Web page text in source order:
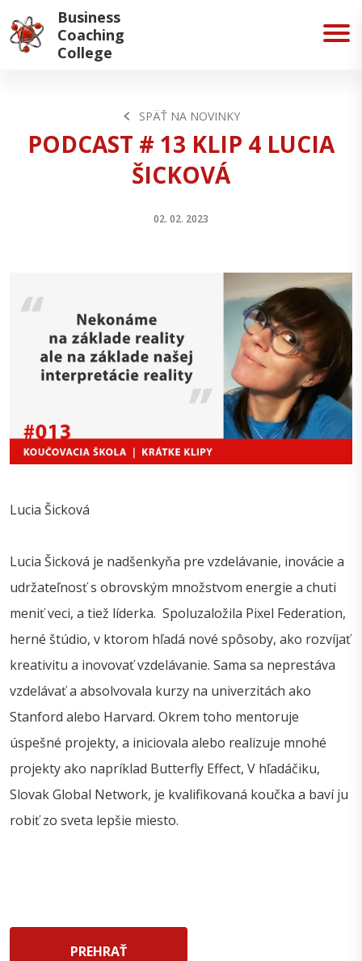
Business
Coaching
College
SPÄŤ NA NOVINKY
PODCAST # 13 KLIP 4 LUCIA
ŠICKOVÁ
02. 02. 2023
Lucia Šicková
Lucia Šicková je nadšenkyňa pre vzdelávanie, inovácie a
udržateľnosť s obrovským množstvom energie a chuti
meniť veci, a tiež líderka. Spoluzaložila Pixel Federation,
herné štúdio, v ktorom hľadá nové spôsoby, ako rozvíjať
kreativitu a inovovať vzdelávanie. Sama sa neprestáva
vzdelávať a absolvovala kurzy na univerzitách ako
Stanford alebo Harvard. Okrem toho mentoruje
úspešné projekty, a iniciovala alebo realizuje mnohé
projekty ako napríklad Butterfly Effect, V hľadáčiku,
Slovak Global Network, je kvalifikovaná koučka a baví ju
robiť zo sveta lepšie miesto.
PREHRAŤ